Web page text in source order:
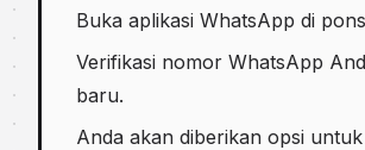
Buka aplikasi WhatsApp di
Verifikasi nomor WhatsApp
baru.
Anda akan diberikan opsi untuk